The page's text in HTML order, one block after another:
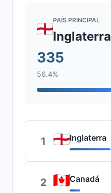
PAÍS PRINCIPAL
Inglaterra
335
56.4%
1 Inglaterra
2 Canadá